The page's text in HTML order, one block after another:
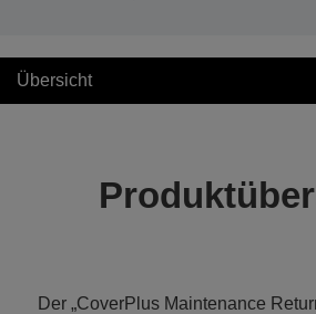
Übersicht
Der „CoverPlus Maintenance